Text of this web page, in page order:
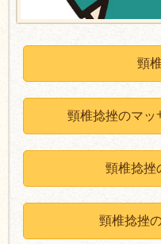
頸
頸椎捻挫のマッ
頸椎捻挫
頸椎捻挫